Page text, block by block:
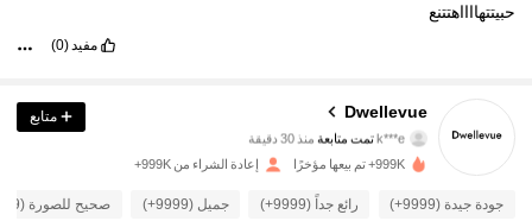
حبيتتهااااهتتنع
مفيد (0)
Dwellevue
k***eتمت متابعة
منذ 30 دقيقة
4.85
61K متابعون
متابع
999K+ تم بيعها مؤخرًا إعادة الشراء من 999K+
جودة جيدة (9999+) رائع جداً (9999+) جميل (9999+) صحيح للصورة (9999+)